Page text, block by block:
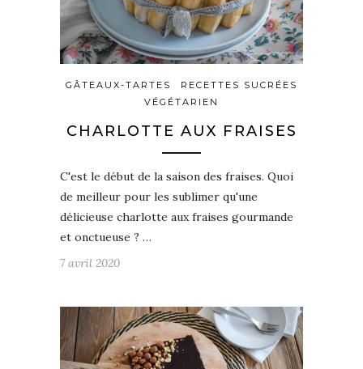
GÂTEAUX-TARTES
RECETTES SUCRÉES
VÉGÉTARIEN
CHARLOTTE AUX FRAISES
C'est le début de la saison des fraises. Quoi
de meilleur pour les sublimer qu'une
délicieuse charlotte aux fraises gourmande
et onctueuse ? …
7 avril 2020